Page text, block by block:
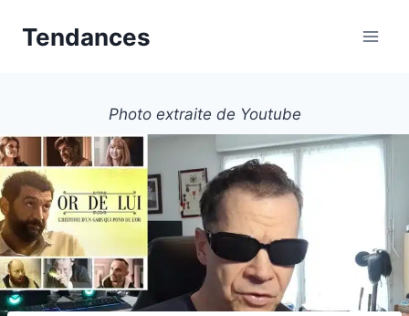
Tendances
Photo extraite de Youtube